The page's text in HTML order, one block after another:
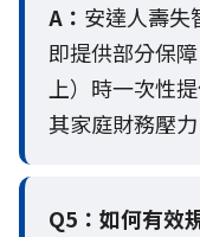
A： 安達人壽失
即提供部分保
上）時一次性
其家庭財務壓力
Q5： 如何有效